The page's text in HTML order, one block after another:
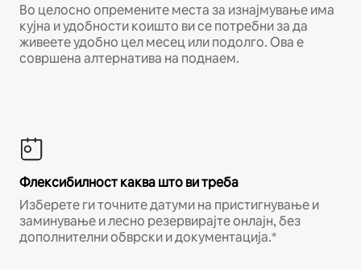
Во целосно опремените места за изнајмување има
кујна и удобности коишто ви се потребни за да
живеете удобно цел месец или подолго. Ова е
совршена алтернатива на поднаем.
Флексибилност каква што ви треба
Изберете ги точните датуми на пристигнување и
заминување и лесно резервирајте онлајн, без
дополнителни обврски и документација.*